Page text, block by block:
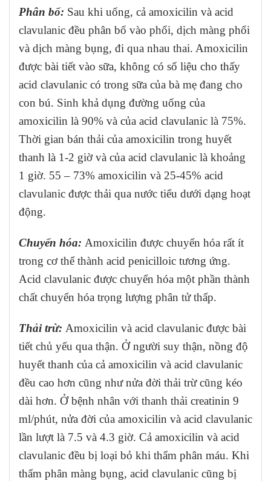
Phân bố: Sau khi uống, cả amoxicilin và acid
clavulanic đều phân bố vào phổi, dịch màng phổi
và dịch màng bụng, đi qua nhau thai. Amoxicilin
được bài tiết vào sữa, không có số liệu cho thấy
acid clavulanic có trong sữa của bà mẹ đang cho
con bú. Sinh khả dụng đường uống của
amoxicilin là 90% và của acid clavulanic là 75%.
Thời gian bán thải của amoxicilin trong huyết
thanh là 1-2 giờ và của acid clavulanic là khoảng
1 giờ. 55 – 73% amoxicilin và 25-45% acid
clavulanic được thải qua nước tiểu dưới dạng hoạt
động.
Chuyển hóa: Amoxicilin được chuyển hóa rất ít
trong cơ thể thành acid penicilloic tương ứng.
Acid clavulanic được chuyển hóa một phần thành
chất chuyển hóa trọng lượng phân tử thấp.
Thải trừ: Amoxicilin và acid clavulanic được bài
tiết chủ yếu qua thận. Ở người suy thận, nồng độ
huyết thanh của cả amoxicilin và acid clavulanic
đều cao hơn cũng như nửa đời thải trừ cũng kéo
dài hơn. Ở bệnh nhân với thanh thải creatinin 9
ml/phút, nửa đời của amoxicilin và acid clavulanic
lần lượt là 7.5 và 4.3 giờ. Cả amoxicilin và acid
clavulanic đều bị loại bỏ khi thẩm phân máu. Khi
thẩm phân màng bụng, acid clavulanic cũng bị